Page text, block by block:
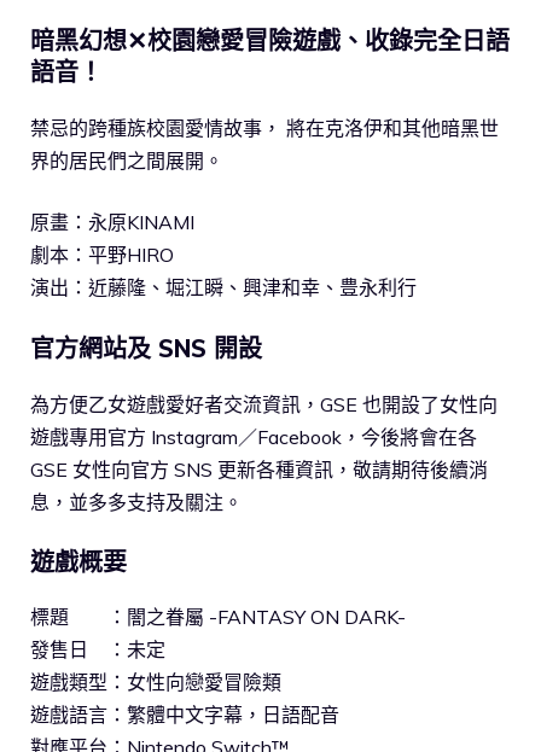
暗黑幻想✕校園戀愛冒險遊戲、收錄完全日語
語音！
禁忌的跨種族校園愛情故事， 將在克洛伊和其他暗黑世
界的居民們之間展開。
原畫：永原KINAMI
劇本：平野HIRO
演出：近藤隆、堀江瞬、興津和幸、豊永利行
官方網站及 SNS 開設
為方便乙女遊戲愛好者交流資訊，GSE 也開設了女性向
遊戲專用官方 Instagram／Facebook，今後將會在各
GSE 女性向官方 SNS 更新各種資訊，敬請期待後續消
息，並多多支持及關注。
遊戲概要
標題 ：闇之眷屬 -FANTASY ON DARK-
發售日 ：未定
遊戲類型：女性向戀愛冒險類
遊戲語言：繁體中文字幕，日語配音